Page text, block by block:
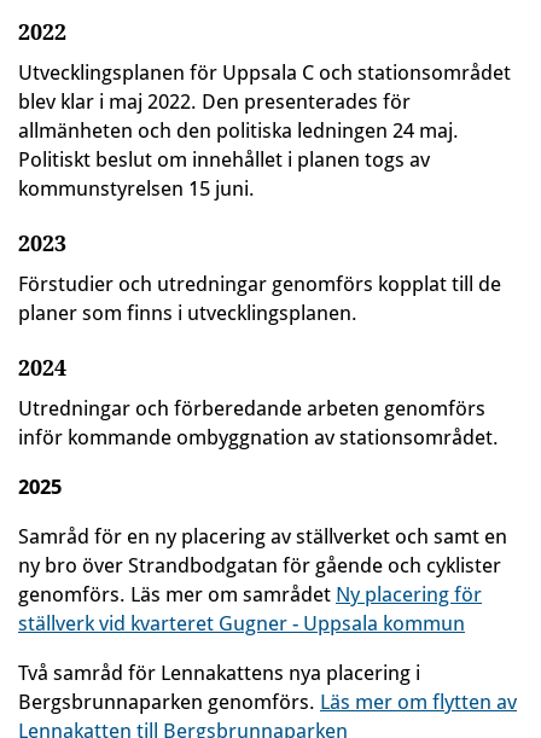
2022
Utvecklingsplanen för Uppsala C och stationsområdet
blev klar i maj 2022. Den presenterades för
allmänheten och den politiska ledningen 24 maj.
Politiskt beslut om innehållet i planen togs av
kommunstyrelsen 15 juni.
2023
Förstudier och utredningar genomförs kopplat till de
planer som finns i utvecklingsplanen.
2024
Utredningar och förberedande arbeten genomförs
inför kommande ombyggnation av stationsområdet.
2025
Samråd för en ny placering av ställverket och samt en
ny bro över Strandbodgatan för gående och cyklister
genomförs. Läs mer om samrådet Ny placering för
ställverk vid kvarteret Gugner - Uppsala kommun
Två samråd för Lennakattens nya placering i
Bergsbrunnaparken genomförs. Läs mer om flytten av
Lennakatten till Bergsbrunnaparken